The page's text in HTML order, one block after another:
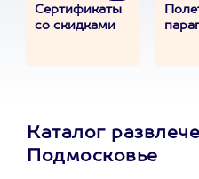
Сертификаты
со скидками
Каталог
Подмосковье